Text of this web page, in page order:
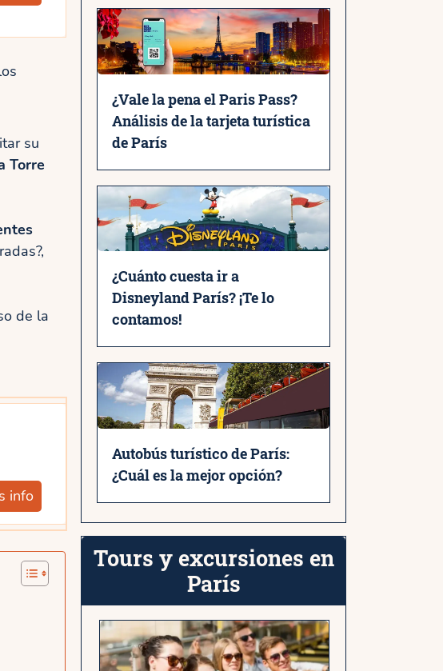
su
Torre
de la
info
¿Vale la pena el Paris Pass?
Análisis de la tarjeta turística
de París
¿Cuánto cuesta ir a
Disneyland París? ¡Te lo
contamos!
Autobús turístico de París:
¿Cuál es la mejor opción?
Tours y excursiones en
París